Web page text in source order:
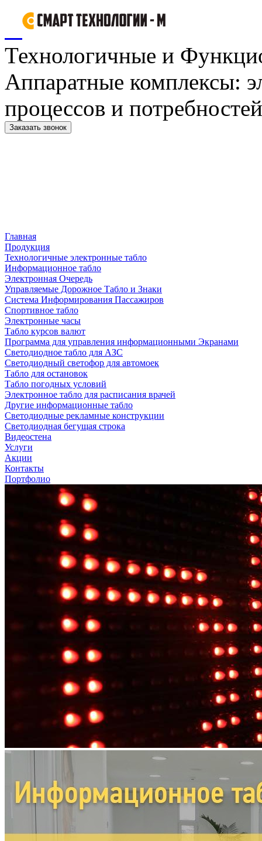
Технологичные и
Аппаратные комплексы:
процессов и
Заказать звонок
Главная
Продукция
Технологичные электронные табло
Информационное табло
Электронная Очередь
Управляемые Дорожное Табло и Знаки
Система Информирования Пассажиров
Спортивное табло
Электронные часы
Табло курсов валют
Программа для управления информационными Экранами
Светодиодное табло для АЗС
Светодиодный светофор для автомоек
Табло для остановок
Табло погодных условий
Электронное табло для расписания врачей
Другие информационные табло
Светодиодные рекламные конструкции
Светодиодная бегущая строка
Видеостена
Услуги
Акции
Контакты
Портфолио